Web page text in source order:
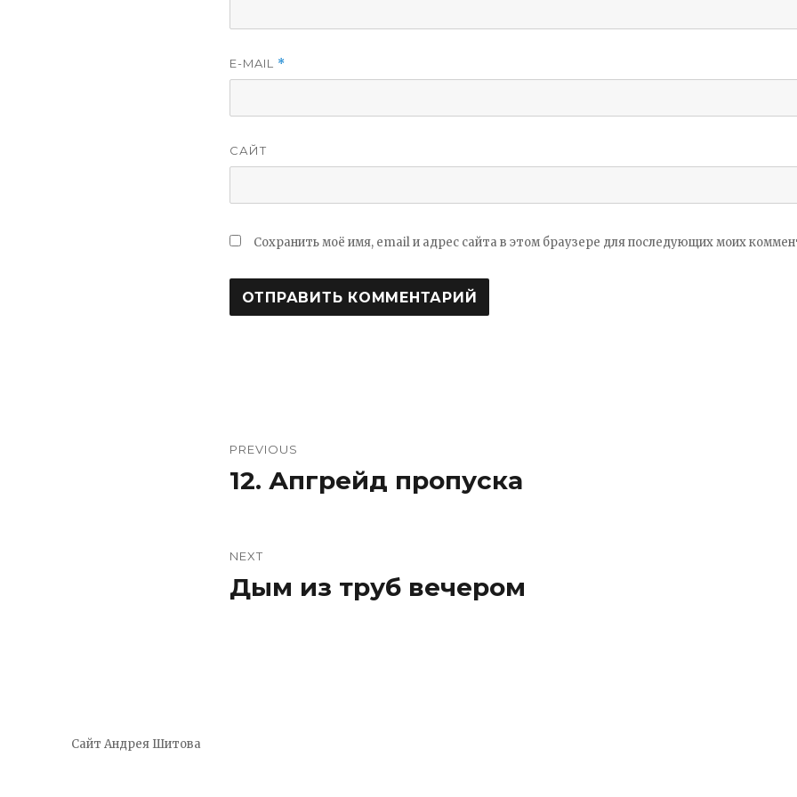
E-MAIL *
САЙТ
Сохранить моё имя, email и адрес сайта в этом браузере для последующих моих
по
PREVIOUS
Previous
12. Апгрейд пропуска
NEXT
Next
Дым из труб вечером
Сайт Андрея Шитова